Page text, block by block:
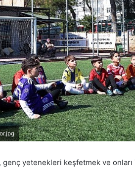
yetenekleri keşfetmek ve